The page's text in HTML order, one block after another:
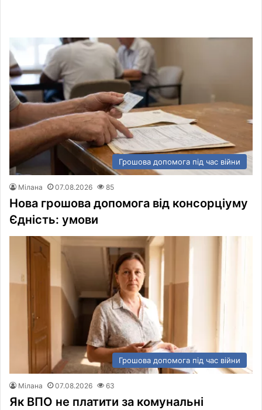
Грошова допомога під час війни
Мілана 07.08.2026 85
Нова грошова допомога від консорціуму
Єдність: умови
Грошова допомога під час війни
Мілана 07.08.2026 63
Як ВПО не платити за комунальні